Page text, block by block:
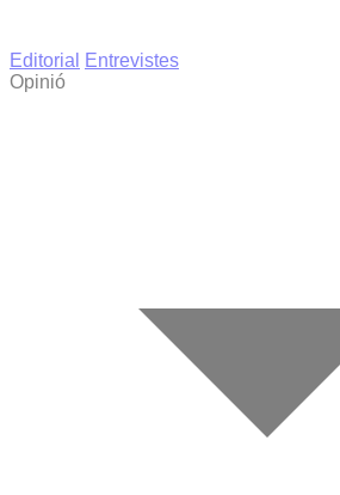
Editorial
Entrevistes
Opinió